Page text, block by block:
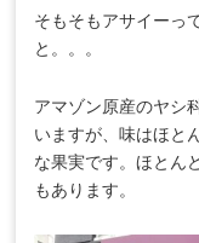
そもそもアサイーっ
と。。。
アマゾン原産のヤシ
いますが、味はほと
な果実です。ほとん
もあります。